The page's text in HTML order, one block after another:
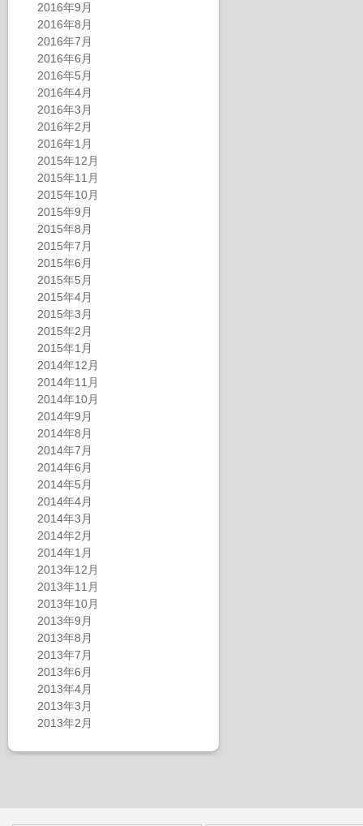
2016年9月
2016年8月
2016年7月
2016年6月
2016年5月
2016年4月
2016年3月
2016年2月
2016年1月
2015年12月
2015年11月
2015年10月
2015年9月
2015年8月
2015年7月
2015年6月
2015年5月
2015年4月
2015年3月
2015年2月
2015年1月
2014年12月
2014年11月
2014年10月
2014年9月
2014年8月
2014年7月
2014年6月
2014年5月
2014年4月
2014年3月
2014年2月
2014年1月
2013年12月
2013年11月
2013年10月
2013年9月
2013年8月
2013年7月
2013年6月
2013年4月
2013年3月
2013年2月